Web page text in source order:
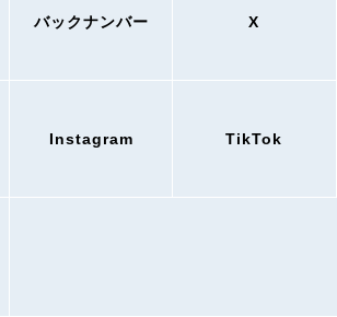
バックナンバー X
Instagram TikTok